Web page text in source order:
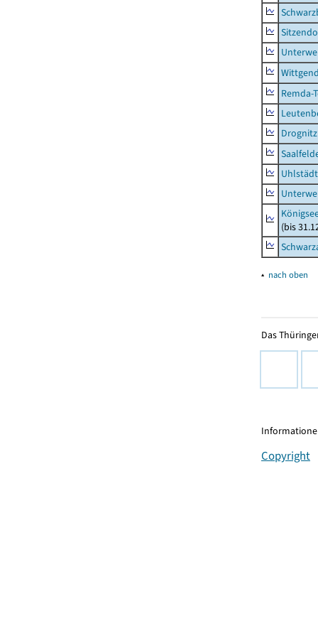
Remda-
Drognitz
(bis
▴ nach oben
Das
Copyright